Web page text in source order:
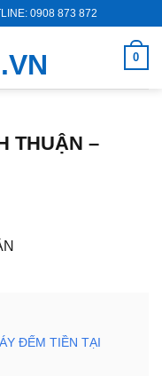
0908 873 872
0
THUẬN –
ĐẾM TIỀN TẠI